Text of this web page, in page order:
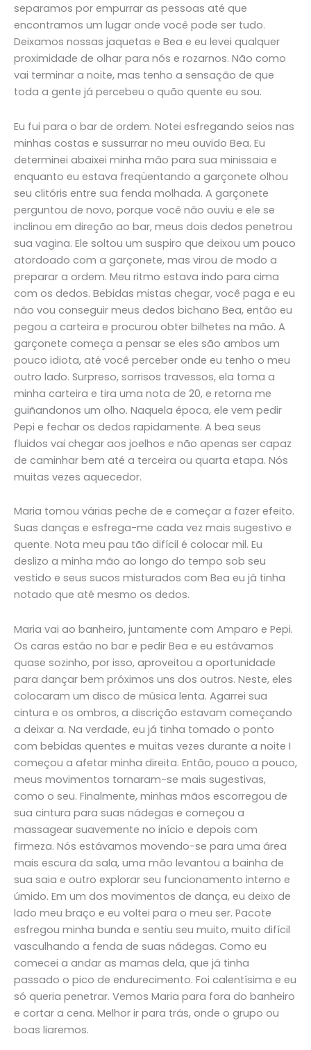
separamos por empurrar as pessoas até que
encontramos um lugar onde você pode ser tudo.
Deixamos nossas jaquetas e Bea e eu levei qualquer
proximidade de olhar para nós e rozarnos. Não como
vai terminar a noite, mas tenho a sensação de que
toda a gente já percebeu o quão quente eu sou.
Eu fui para o bar de ordem. Notei esfregando seios nas
minhas costas e sussurrar no meu ouvido Bea. Eu
determinei abaixei minha mão para sua minissaia e
enquanto eu estava freqüentando a garçonete olhou
seu clitóris entre sua fenda molhada. A garçonete
perguntou de novo, porque você não ouviu e ele se
inclinou em direção ao bar, meus dois dedos penetrou
sua vagina. Ele soltou um suspiro que deixou um pouco
atordoado com a garçonete, mas virou de modo a
preparar a ordem. Meu ritmo estava indo para cima
com os dedos. Bebidas mistas chegar, você paga e eu
não vou conseguir meus dedos bichano Bea, então eu
pegou a carteira e procurou obter bilhetes na mão. A
garçonete começa a pensar se eles são ambos um
pouco idiota, até você perceber onde eu tenho o meu
outro lado. Surpreso, sorrisos travessos, ela toma a
minha carteira e tira uma nota de 20, e retorna me
guiñandonos um olho. Naquela época, ele vem pedir
Pepi e fechar os dedos rapidamente. A bea seus
fluidos vai chegar aos joelhos e não apenas ser capaz
de caminhar bem até a terceira ou quarta etapa. Nós
muitas vezes aquecedor.
Maria tomou várias peche de e começar a fazer efeito.
Suas danças e esfrega-me cada vez mais sugestivo e
quente. Nota meu pau tão difícil é colocar mil. Eu
deslizo a minha mão ao longo do tempo sob seu
vestido e seus sucos misturados com Bea eu já tinha
notado que até mesmo os dedos.
Maria vai ao banheiro, juntamente com Amparo e Pepi.
Os caras estão no bar e pedir Bea e eu estávamos
quase sozinho, por isso, aproveitou a oportunidade
para dançar bem próximos uns dos outros. Neste, eles
colocaram um disco de música lenta. Agarrei sua
cintura e os ombros, a discrição estavam começando
a deixar a. Na verdade, eu já tinha tomado o ponto
com bebidas quentes e muitas vezes durante a noite I
começou a afetar minha direita. Então, pouco a pouco,
meus movimentos tornaram-se mais sugestivas,
como o seu. Finalmente, minhas mãos escorregou de
sua cintura para suas nádegas e começou a
massagear suavemente no início e depois com
firmeza. Nós estávamos movendo-se para uma área
mais escura da sala, uma mão levantou a bainha de
sua saia e outro explorar seu funcionamento interno e
úmido. Em um dos movimentos de dança, eu deixo de
lado meu braço e eu voltei para o meu ser. Pacote
esfregou minha bunda e sentiu seu muito, muito difícil
vasculhando a fenda de suas nádegas. Como eu
comecei a andar as mamas dela, que já tinha
passado o pico de endurecimento. Foi calentísima e eu
só queria penetrar. Vemos Maria para fora do banheiro
e cortar a cena. Melhor ir para trás, onde o grupo ou
boas liaremos.